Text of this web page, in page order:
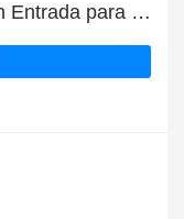
Disfruta de 5% de descuento en Entrada para Safari World en Bangkok | HOT